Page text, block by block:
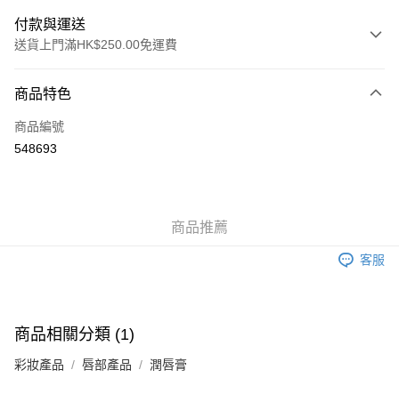
付款與運送
送貨上門滿HK$250.00免運費
信用卡
Apple Pay
付款後門市自取，訂單確認後2-4個工作天到店，7天內取。逾期後
商品特色
商品編號
548693
商品推薦
客服
商品相關分類 (1)
彩妝產品 唇部產品 潤唇膏